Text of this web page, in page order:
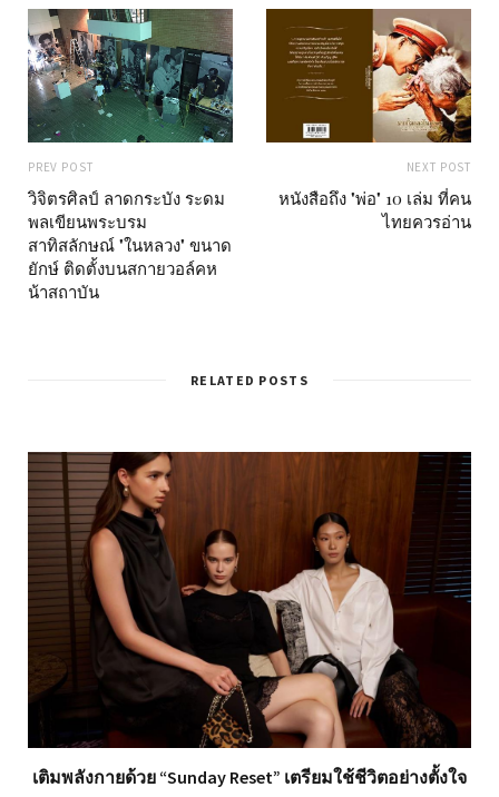
PREV POST
วิจิตรศิลป์ ลาดกระบัง ระดม
พลเขียนพระบรม
สาทิสลักษณ์ "ในหลวง" ขนาด
ยักษ์ ติดตั้งบนสกายวอล์คห
น้าสถาบัน
NEXT POST
หนังสือถึง "พ่อ" 10 เล่ม ที่คน
ไทยควรอ่าน
RELATED POSTS
เติมพลังกายด้วย “Sunday Reset” เตรียมใช้ชีวิตอย่างตั้งใจ